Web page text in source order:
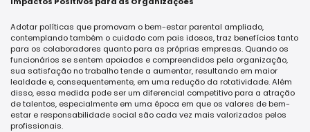
Adotar políticas que promovam o bem-estar parental ampliado,
contemplando também o cuidado com pais idosos, traz benefícios tanto
para os colaboradores quanto para as próprias empresas. Quando os
funcionários se sentem apoiados e compreendidos pela organização,
sua satisfação no trabalho tende a aumentar, resultando em maior
lealdade e, consequentemente, em uma redução da rotatividade. Além
disso, essa medida pode ser um diferencial competitivo para a atração
de talentos, especialmente em uma época em que os valores de bem-
estar e responsabilidade social são cada vez mais valorizados pelos
profissionais.